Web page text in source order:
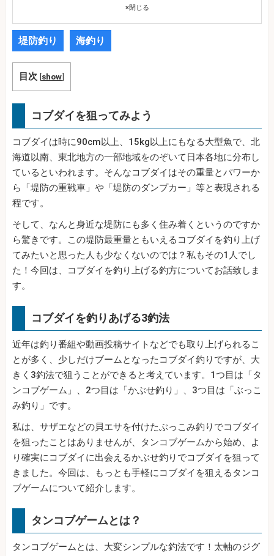
×閉じる
堤防釣り 海釣り
目次 [show]
コブダイを狙ってみよう
コブダイは時に90cm以上、15kg以上にもなる大型魚で、北
海道以南、東北地方の一部地域をのぞいて日本各地に分布し
ているといわれます。そんなコブダイはその重量とパワーか
ら「堤防の重戦車」や「堤防のダンプカー」等と表現される
程です。
そして、なんと身近な堤防にも多く住み着くというのですか
ら驚きです。この堤防最重量ともいえるコブダイを釣り上げ
てみたいと思った人も少なくないのでは？私もその1人でし
た！今回は、コブダイを釣り上げる釣方についてお話致しま
す。
コブダイを釣りあげる3釣法
近年は釣り番組や動画投稿サイトなどでも取り上げられるこ
とが多く、少しだけブームとなったコブダイ釣りですが、大
きく3釣法で狙うことができると考えています。1つ目は「タ
ンコブゲーム」、2つ目は「かぶせ釣り」、3つ目は「ぶっこ
み釣り」です。
私は、サザエなどの貝エサを付けたぶっこみ釣りでコブダイ
を狙ったことはありませんが、タンコブゲームから始め、よ
り確実にコブダイに出会えるかぶせ釣りでコブダイを狙って
きました。今回は、もっとも手軽にコブダイを狙えるタンコ
ブゲームについて紹介します。
タンコブゲームとは？
タンコブゲームとは、大変シンプルな釣法です！太軸のジグ